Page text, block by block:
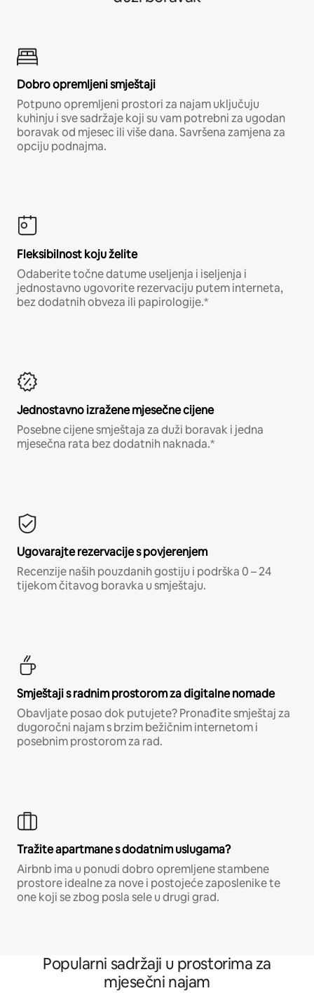
Dobro opremljeni smještaji
Potpuno opremljeni prostori za najam uključuju
kuhinju i sve sadržaje koji su vam potrebni za ugodan
boravak od mjesec ili više dana. Savršena zamjena za
opciju podnajma.
Fleksibilnost koju želite
Odaberite točne datume useljenja i iseljenja i
jednostavno ugovorite rezervaciju putem interneta,
bez dodatnih obveza ili papirologije.*
Jednostavno izražene mjesečne cijene
Posebne cijene smještaja za duži boravak i jedna
mjesečna rata bez dodatnih naknada.*
Ugovarajte rezervacije s povjerenjem
Recenzije naših pouzdanih gostiju i podrška 0 – 24
tijekom čitavog boravka u smještaju.
Smještaji s radnim prostorom za digitalne nomade
Obavljate posao dok putujete? Pronađite smještaj za
dugoročni najam s brzim bežičnim internetom i
posebnim prostorom za rad.
Tražite apartmane s dodatnim uslugama?
Airbnb ima u ponudi dobro opremljene stambene
prostore idealne za nove i postojeće zaposlenike te
one koji se zbog posla sele u drugi grad.
Popularni sadržaji u prostorima za
mjesečni najam